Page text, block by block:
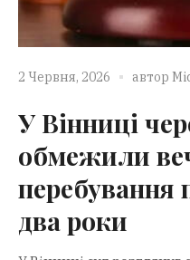
2 Червня, 2026 автор
У Вінниці
обмежили
перебування
два роки